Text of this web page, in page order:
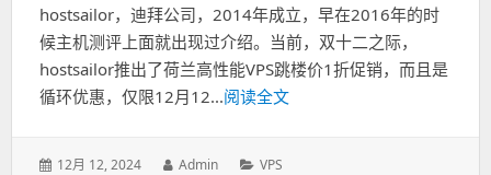
付
$45+送.com
名
一
hostsailor，迪拜公司，2014年成立，早在2016年的时
候主机测评上面就出现过介绍。当前，双十二之际，
hostsailor推出了荷兰高性能VPS跳楼价1折促销，而且是
循环优惠，仅限12月12...阅读全文
发
12月 12, 2024
作
Admin
分
VPS